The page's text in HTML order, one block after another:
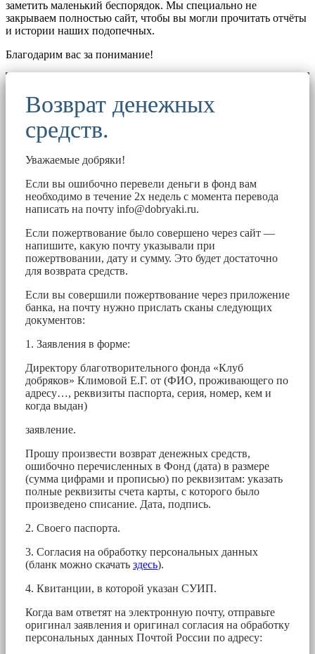
заметить маленький беспорядок. Мы специально не
закрываем полностью сайт, чтобы вы могли прочитать отчёты
и истории наших подопечных.
Благодарим вас за понимание!
Возврат денежных
средств.
Уважаемые добряки!
Если вы ошибочно перевели деньги в фонд вам
необходимо в течение 2х недель с момента перевода
написать на почту info@dobryaki.ru.
Если пожертвование было совершено через сайт —
напишите, какую почту указывали при
пожертвовании, дату и сумму. Это будет достаточно
для возврата средств.
Если вы совершили пожертвование через приложение
банка, на почту нужно прислать сканы следующих
документов:
1. Заявления в форме:
Директору благотворительного фонда «Клуб
добряков» Климовой Е.Г. от (ФИО, проживающего по
адресу…, реквизиты паспорта, серия, номер, кем и
когда выдан)
заявление.
Прошу произвести возврат денежных средств,
ошибочно перечисленных в Фонд (дата) в размере
(сумма цифрами и прописью) по реквизитам: указать
полные реквизиты счета карты, с которого было
произведено списание. Дата, подпись.
2. Своего паспорта.
3. Согласия на обработку персональных данных
(бланк можно скачать здесь).
4. Квитанции, в которой указан СУИП.
Когда вам ответят на электронную почту, отправьте
оригинал заявления и оригинал согласия на обработку
персональных данных Почтой России по адресу: